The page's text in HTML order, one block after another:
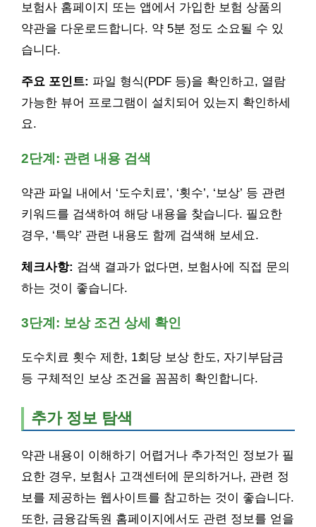
보험사 홈페이지 또는 앱에서 가입한 보험 상품의
약관을 다운로드합니다. 약 5분 정도 소요될 수 있
습니다.
주요 포인트: 파일 형식(PDF 등)을 확인하고, 열람
가능한 뷰어 프로그램이 설치되어 있는지 확인하세
요.
2단계: 관련 내용 검색
약관 파일 내에서 ‘도수치료’, ‘횟수’, ‘보상’ 등 관련
키워드를 검색하여 해당 내용을 찾습니다. 필요한
경우, ‘특약’ 관련 내용도 함께 검색해 보세요.
체크사항: 검색 결과가 없다면, 보험사에 직접 문의
하는 것이 좋습니다.
3단계: 보상 조건 상세 확인
도수치료 횟수 제한, 1회당 보상 한도, 자기부담금
등 구체적인 보상 조건을 꼼꼼히 확인합니다.
추가 정보 탐색
약관 내용이 이해하기 어렵거나 추가적인 정보가 필
요한 경우, 보험사 고객센터에 문의하거나, 관련 정
보를 제공하는 웹사이트를 참고하는 것이 좋습니다.
또한, 금융감독원 홈페이지에서도 관련 정보를 얻을